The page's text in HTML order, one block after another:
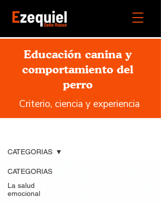
Educación canina y
comportamiento del
perro
Criterio, ciencia y experiencia
CATEGORIAS
La salud
emocional
CATEGORIAS